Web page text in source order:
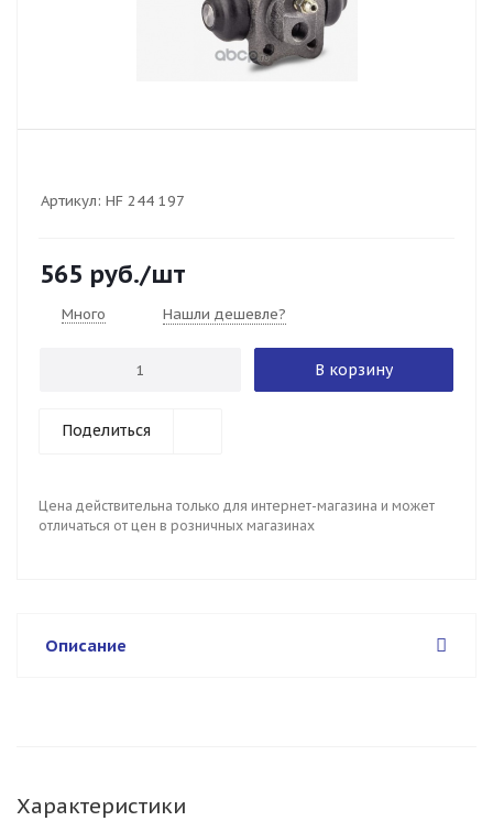
Артикул: HF 244 197
565 руб./шт
Много Нашли дешевле?
В корзину
Поделиться
Цена действительна только для интернет-магазина и может
отличаться от цен в розничных магазинах
Описание
Характеристики